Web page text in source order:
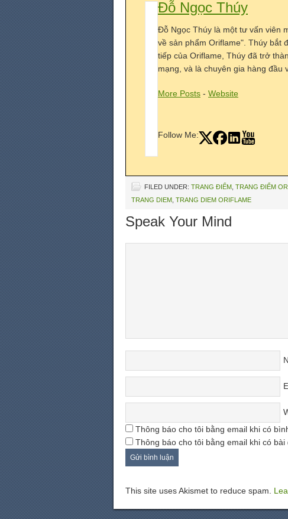
Đỗ Ngọc Thúy
Đỗ Ngọc Thúy là một tư vấn viên
về sản phẩm Oriflame". Thúy bắt
tiếp của Oriflame, Thúy đã trở
mạng, và là chuyên gia hàng đầu
More Posts - Website
Follow Me:
FILED UNDER: TRANG ĐIỂM TRANG ĐIỂM
TRANG DIEM TRANG DIEM ORIFLAME
Speak Your Mind
Thông báo cho tôi bằng email khi có
Thông báo cho tôi bằng email khi có bài
This site uses Akismet to reduce spam.